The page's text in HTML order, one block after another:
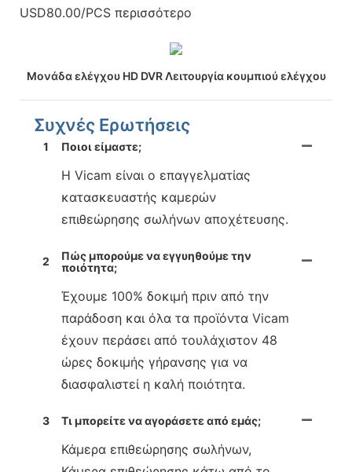
USD80.00/PCS περισσότερο
Μονάδα ελέγχου HD DVR Λειτουργία κουμπιού ελέγχου
Συχνές Ερωτήσεις
1 Ποιοι είμαστε;
Η Vicam είναι ο επαγγελματίας
κατασκευαστής καμερών
επιθεώρησης σωλήνων αποχέτευσης.
2
Πώς μπορούμε να εγγυηθούμε την
ποιότητα;
Έχουμε 100% δοκιμή πριν από την
παράδοση και όλα τα προϊόντα Vicam
έχουν περάσει από τουλάχιστον 48
ώρες δοκιμής γήρανσης για να
διασφαλιστεί η καλή ποιότητα.
3 Τι μπορείτε να αγοράσετε από εμάς;
Κάμερα επιθεώρησης σωλήνων,